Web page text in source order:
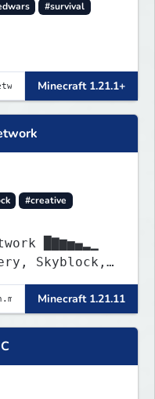
#survival
Minecraft 1.21.1+
#creative
█▇▆▅▄▂▁
Skyblock,
SMP
Arena, etc. !
Minecraft 1.21.11